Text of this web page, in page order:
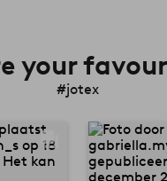
your
#jotex